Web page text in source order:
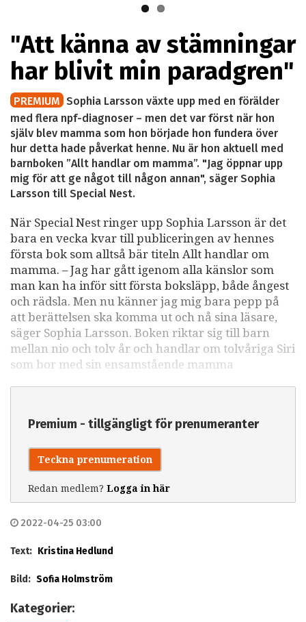
"Att känna av stämningar
har blivit min paradgren"
PREMIUM Sophia Larsson växte upp med en förälder
med flera npf-diagnoser – men det var först när hon
själv blev mamma som hon började hon fundera över
hur detta hade påverkat henne. Nu är hon aktuell med
barnboken ”Allt handlar om mamma”. "Jag öppnar upp
mig för att ge något till någon annan", säger Sophia
Larsson till Special Nest.
När Special Nest ringer upp Sophia Larsson är det
bara en vecka kvar till publiceringen av hennes
första bok som alltså bär titeln Allt handlar om
mamma. – Jag har gått igenom alla känslor som
man kan ha inför sitt första boksläpp, både ångest
och rädsla. Men nu känner jag mig bara pepp på
att berättelsen ska komma ut och nå sina läsare,
säger Sophia Larsson. Boken riktar sig till barn
mellan nio och tolv år och handlar om tolvåriga Siri
som bor med sin ensamstående mamma
Premium - tillgängligt för prenumeranter
Teckna prenumeration
Redan medlem? Logga in här
2022-04-25 03:00
Text: Kristina Hedlund
Bild: Sofia Holmström
Kategorier: